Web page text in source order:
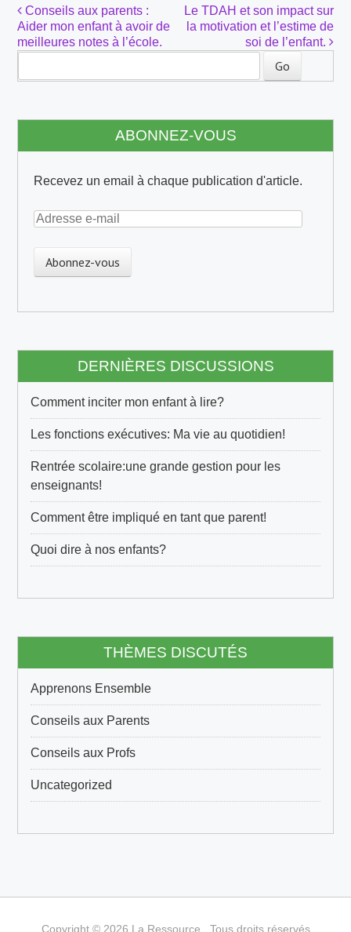
Navigation de post
Conseils aux parents :
Aider mon enfant à avoir de
meilleures notes à l’école.
Le TDAH et son impact sur
la motivation et l’estime de
soi de l’enfant.
ABONNEZ-VOUS
Recevez un email à chaque publication d'article.
A
e
s
e
a
DERNIÈRES DISCUSSIONS
Comment inciter mon enfant à lire?
Les fonctions exécutives: Ma vie au quotidien!
Rentrée scolaire:une grande gestion pour les
enseignants!
Comment être impliqué en tant que parent!
Quoi dire à nos enfants?
THÈMES DISCUTÉS
Apprenons Ensemble
Conseils aux Parents
Conseils aux Profs
Uncategorized
Copyright © 2026 La Ressource , Tous droits réservés